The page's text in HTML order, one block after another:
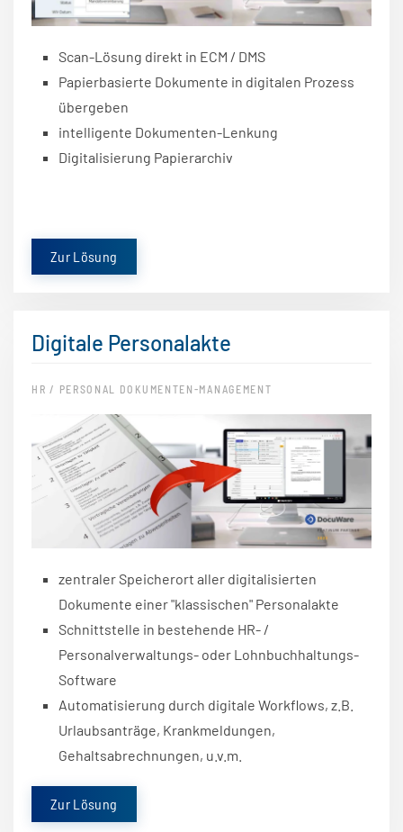
Scan-Lösung direkt in ECM / DMS
Papierbasierte Dokumente in digitalen Prozess
übergeben
intelligente Dokumenten-Lenkung
Digitalisierung Papierarchiv
Zur Lösung
Digitale Personalakte
HR / PERSONAL DOKUMENTEN-MANAGEMENT
zentraler Speicherort aller digitalisierten
Dokumente einer"klassischen" Personalakte
Schnittstelle in bestehende HR- /
Personalverwaltungs- oder Lohnbuchhaltungs-
Software
Automatisierung durch digitale Workflows, z.B.
Urlaubsanträge, Krankmeldungen,
Gehaltsabrechnungen, u.v.m.
Zur Lösung